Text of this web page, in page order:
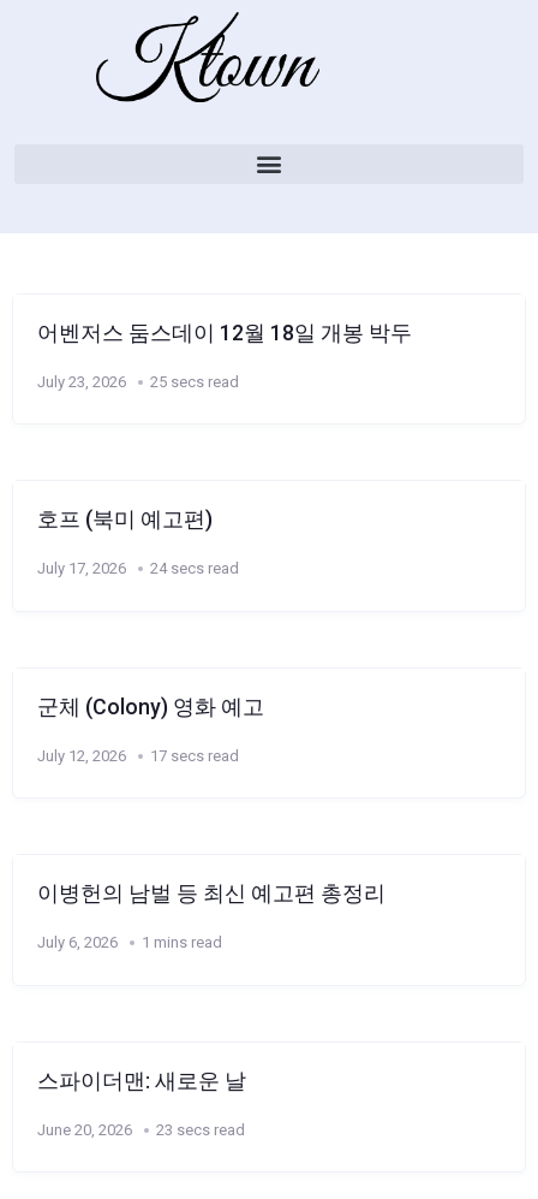
어벤저스 둠스데이 12월 18일 개봉 박두
July 23, 2026 25 secs read
호프 (북미 예고편)
July 17, 2026 24 secs read
군체 (Colony) 영화 예고
July 12, 2026 17 secs read
이병헌의 남벌 등 최신 예고편 총정리
July 6, 2026 1 mins read
스파이더맨: 새로운 날
June 20, 2026 23 secs read